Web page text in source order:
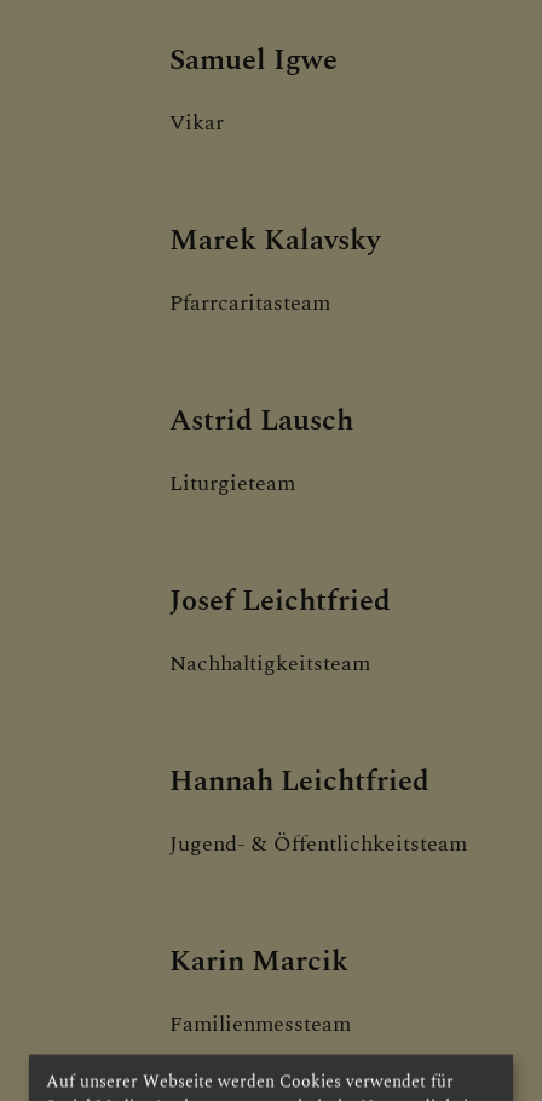
Samuel Igwe
Vikar
Marek Kalavsky
Pfarrcaritasteam
Astrid Lausch
Liturgieteam
Josef Leichtfried
Nachhaltigkeitsteam
Hannah Leichtfried
Jugend- & Öffentlichkeitsteam
Karin Marcik
Familienmessteam
Auf unserer Webseite werden Cookies verwendet für